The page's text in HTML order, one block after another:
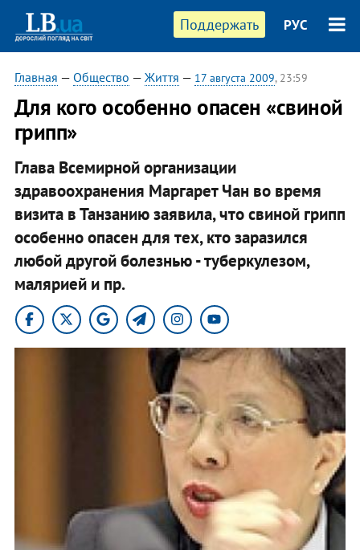
Поддержать РУС
Главная — Общество — Життя — 17 августа 2009, 23:59
Для кого особенно опасен «свиной
грипп»
Глава Всемирной организации
здравоохранения Маргарет Чан во время
визита в Танзанию заявила, что свиной грипп
особенно опасен для тех, кто заразился
любой другой болезнью - туберкулезом,
малярией и пр.